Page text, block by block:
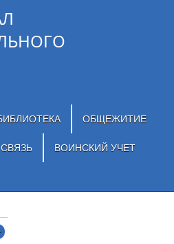
ОБЩЕЖИТИЕ
ВОИНСКИЙ УЧЕТ